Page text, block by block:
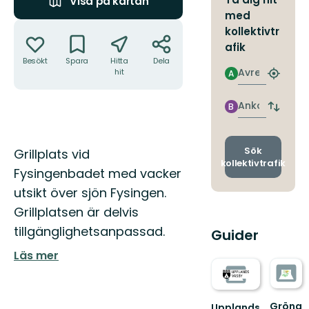
Besökt Spara
Hitta
hit
Dela
Beskrivning
Grillplats vid
Fysingenbadet med vacker
utsikt över sjön Fysingen.
Grillplatsen är delvis
tillgänglighetsanpassad.
Läs mer
med
kollektivtr
afik
Avresa
A
Hitta
Ankomst
B
Byt
och
Sök
kollektivtrafik
Guider